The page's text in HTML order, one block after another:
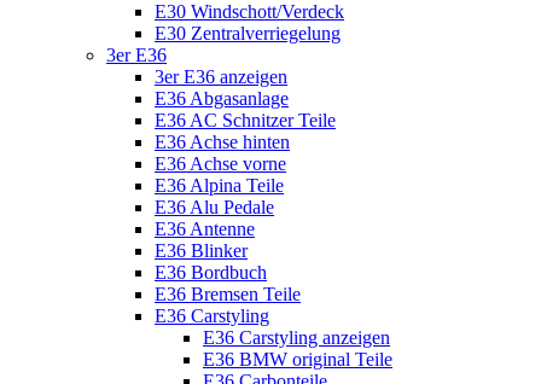
E30 Windschott/Verdeck
E30 Zentralverriegelung
3er E36
3er E36 anzeigen
E36 Abgasanlage
E36 AC Schnitzer Teile
E36 Achse hinten
E36 Achse vorne
E36 Alpina Teile
E36 Alu Pedale
E36 Antenne
E36 Blinker
E36 Bordbuch
E36 Bremsen Teile
E36 Carstyling
E36 Carstyling anzeigen
E36 BMW original Teile